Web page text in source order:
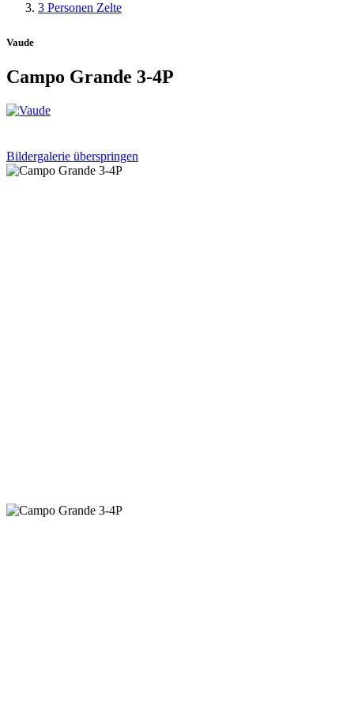
3 Personen Zelte
Vaude
Campo Grande 3-4P
Bildergalerie überspringen